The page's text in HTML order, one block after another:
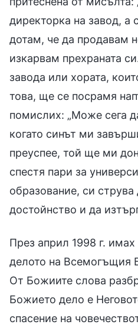
директорка на завод, а
дотам, че да продавам
изкарвам прехраната
завода или хората,
това, ще се посрамя
помислих: „Може сега
когато синът ми
преуспее, той ще ми
спестя пари за
образование, си струва
достойнство и да
През април 1998 г.
делото на Всемогъщия
От Божиите слова
Божието дело е
спасение на